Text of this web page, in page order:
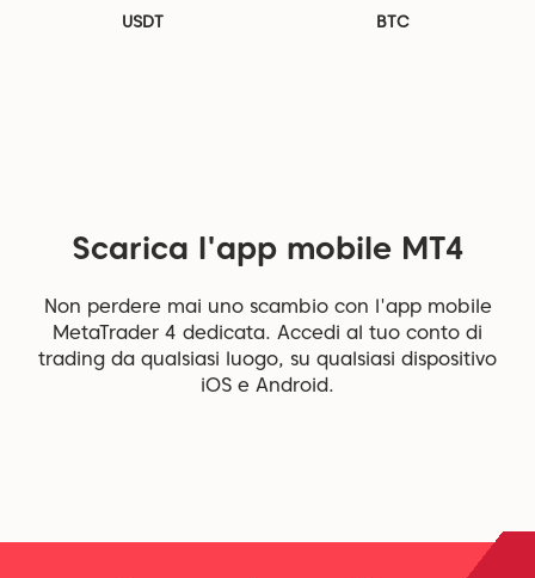
USDT BTC
Scarica l'app mobile MT4
Non perdere mai uno scambio con l'app mobile
MetaTrader 4 dedicata. Accedi al tuo conto di
trading da qualsiasi luogo, su qualsiasi dispositivo
iOS e Android.